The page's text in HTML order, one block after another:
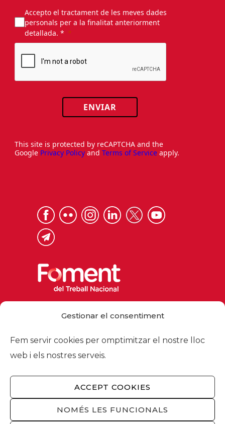
Gestionar el consentiment
Fem servir cookies per omptimitzar el nostre lloc
web i els nostres serveis.
ACCEPT COOKIES
NOMÉS LES FUNCIONALS
Accepto el tractament de les meves dades
personals per a la finalitat anteriorment
detallada. *
ENVIAR
This site is protected by reCAPTCHA and the
Google Privacy Policy and Terms of Service apply.
foment@foment.com
© 2026 - Foment del Treball Nacional
Nosaltres